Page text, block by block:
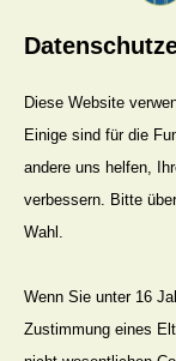
im nächsten
Um eine
wird
und
Diese Website
Einige sind für die
andere uns helfen,
verbessern. Bitte
Wahl.
Wenn Sie unter 16
Zustimmung eines